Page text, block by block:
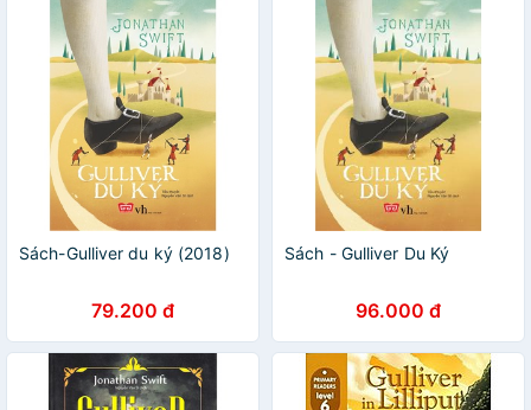
Sách-Gulliver du ký (2018)
79.200 đ
Sách - Gulliver Du Ký
96.000 đ